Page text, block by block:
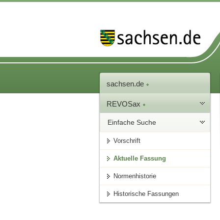
sachsen.de
REVOSax
Einfache Suche
Vorschrift
Aktuelle Fassung
Normenhistorie
Historische Fassungen